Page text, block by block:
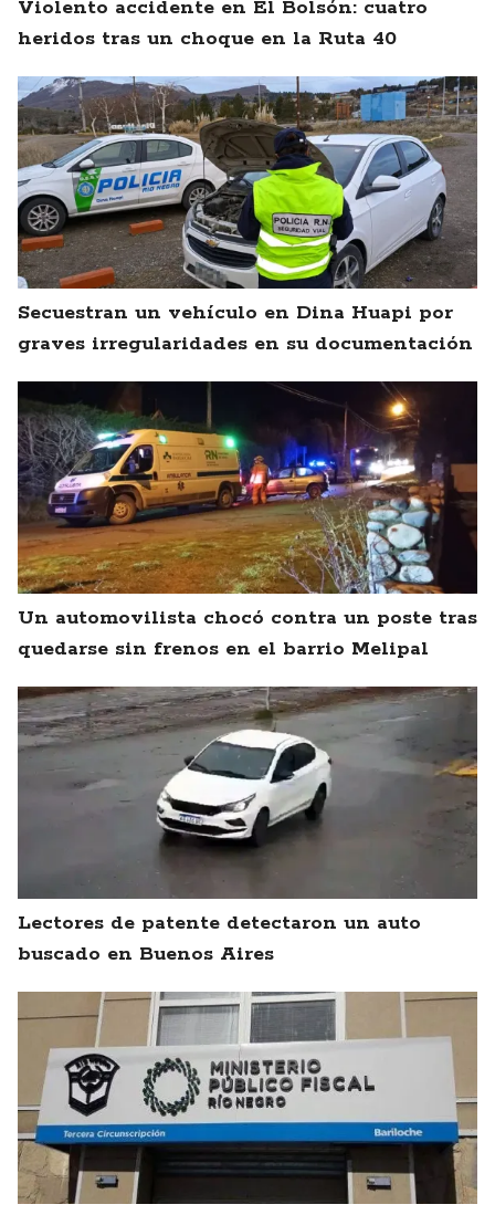
Violento accidente en El Bolsón: cuatro
heridos tras un choque en la Ruta 40
Secuestran un vehículo en Dina Huapi por
graves irregularidades en su documentación
Un automovilista chocó contra un poste tras
quedarse sin frenos en el barrio Melipal
Lectores de patente detectaron un auto
buscado en Buenos Aires